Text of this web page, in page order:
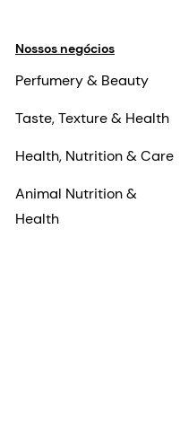
Nossos negócios
Perfumery & Beauty
Taste, Texture & Health
Health, Nutrition & Care
Animal Nutrition &
Health